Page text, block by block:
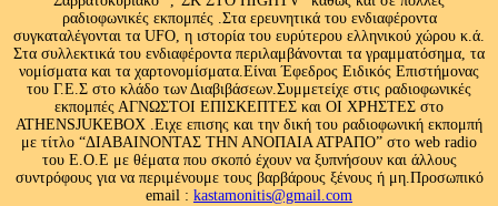
ραδιοφωνικές εκπομπές .Στα ερευνητικά του ενδιαφέροντα
συγκαταλέγονται τα UFO, η ιστορία του ευρύτερου ελληνικού χώρου κ.ά.
Στα συλλεκτικά του ενδιαφέροντα περιλαμβάνονται τα γραμματόσημα, τα
νομίσματα και τα χαρτονομίσματα.Είναι Έφεδρος Ειδικός Επιστήμονας
του Γ.Ε.Σ στο κλάδο των Διαβιβάσεων.Συμμετείχε στις ραδιοφωνικές
εκπομπές ΑΓΝΩΣΤΟΙ ΕΠΙΣΚΕΠΤΕΣ και ΟΙ ΧΡΗΣΤΕΣ στο
ATHENSJUKEBOX .Ειχε επισης και την δική του ραδιοφωνική εκπομπή
με τίτλο “ΔΙΑΒΑΙΝΟΝΤΑΣ ΤΗΝ ΑΝΟΠΑΙΑ ΑΤΡΑΠΟ” στο web radio
του Ε.Ο.Ε με θέματα που σκοπό έχουν να ξυπνήσουν και άλλους
συντρόφους για να περιμένουμε τους βαρβάρους ξένους ή μη.Προσωπικό
email : kastamonitis@gmail.com